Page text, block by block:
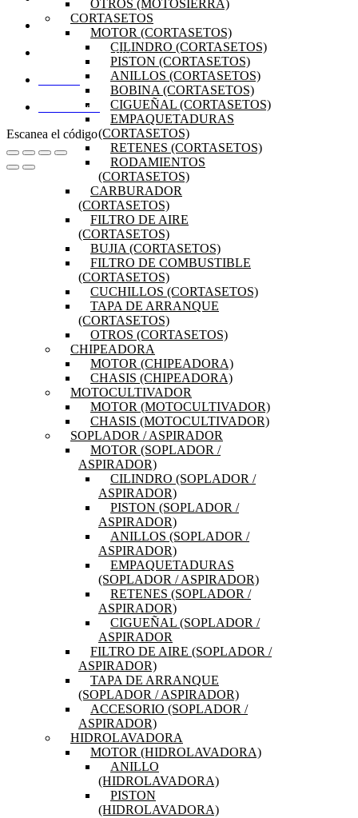
OTROS (MOTOSIERRA)
CORTASETOS
MOTOR (CORTASETOS)
CILINDRO (CORTASETOS)
PISTON (CORTASETOS)
ANILLOS (CORTASETOS)
BOBINA (CORTASETOS)
CIGUEÑAL (CORTASETOS)
EMPAQUETADURAS
(CORTASETOS)
RETENES (CORTASETOS)
RODAMIENTOS
(CORTASETOS)
CARBURADOR
(CORTASETOS)
FILTRO DE AIRE
(CORTASETOS)
BUJIA (CORTASETOS)
FILTRO DE COMBUSTIBLE
(CORTASETOS)
CUCHILLOS (CORTASETOS)
TAPA DE ARRANQUE
(CORTASETOS)
OTROS (CORTASETOS)
CHIPEADORA
MOTOR (CHIPEADORA)
CHASIS (CHIPEADORA)
MOTOCULTIVADOR
MOTOR (MOTOCULTIVADOR)
CHASIS (MOTOCULTIVADOR)
SOPLADOR / ASPIRADOR
MOTOR (SOPLADOR /
ASPIRADOR)
CILINDRO (SOPLADOR /
ASPIRADOR)
PISTON (SOPLADOR /
ASPIRADOR)
ANILLOS (SOPLADOR /
ASPIRADOR)
EMPAQUETADURAS
(SOPLADOR / ASPIRADOR)
RETENES (SOPLADOR /
ASPIRADOR)
CIGUEÑAL (SOPLADOR /
ASPIRADOR
FILTRO DE AIRE (SOPLADOR /
ASPIRADOR)
TAPA DE ARRANQUE
(SOPLADOR / ASPIRADOR)
ACCESORIO (SOPLADOR /
ASPIRADOR)
HIDROLAVADORA
MOTOR (HIDROLAVADORA)
ANILLO
(HIDROLAVADORA)
PISTON
(HIDROLAVADORA)
PRODUCTOS
PREGUNTAS FRECUENTES
DISTRIBUIDORES
Escanea el código